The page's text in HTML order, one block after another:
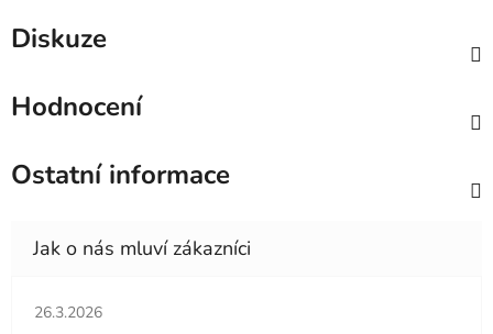
Diskuze
Hodnocení
Ostatní informace
Hodnocení obchodu je 5 z 5 hvězdiček.
26.3.2026